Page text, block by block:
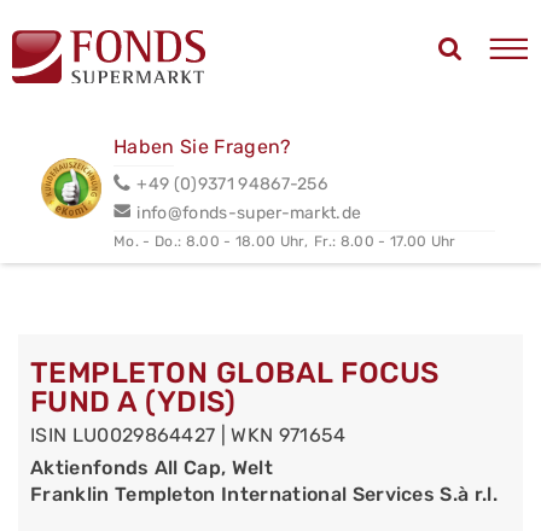
Haben Sie Fragen?
+49 (0)9371 94867-256
info@fonds-super-markt.de
Mo. - Do.: 8.00 - 18.00 Uhr, Fr.: 8.00 - 17.00 Uhr
TEMPLETON GLOBAL FOCUS
FUND A (YDIS)
ISIN LU0029864427 | WKN 971654
Aktienfonds All Cap, Welt
Franklin Templeton International Services S.à r.l.